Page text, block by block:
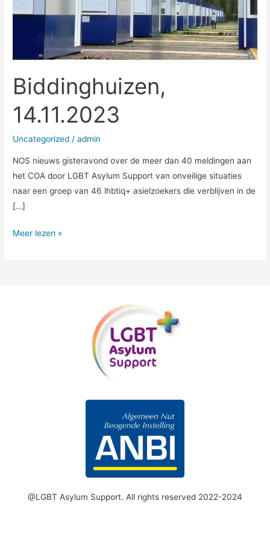
Biddinghuizen,
14.11.2023
Uncategorized /admin
NOS nieuws gisteravond over de meer dan 40 meldingen aan
het COA door LGBT Asylum Support van onveilige situaties
naar een groep van 46 lhbtiq+ asielzoekers die verblijven in de
[…]
Meer lezen »
@LGBT Asylum Support. All rights reserved 2022-2024